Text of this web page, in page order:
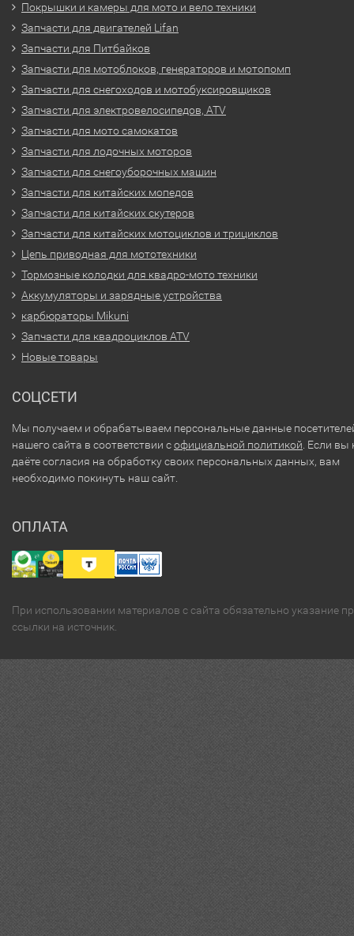
Покрышки и камеры для мото и вело техники
Запчасти для двигателей Lifan
Запчасти для Питбайков
Запчасти для мотоблоков, генераторов и мотопомп
Запчасти для снегоходов и мотобуксировщиков
Запчасти для электровелосипедов, ATV
Запчасти для мото самокатов
Запчасти для лодочных моторов
Запчасти для снегоуборочных машин
Запчасти для китайских мопедов
Запчасти для китайских скутеров
Запчасти для китайских мотоциклов и трициклов
Цепь приводная для мототехники
Тормозные колодки для квадро-мото техники
Аккумуляторы и зарядные устройства
карбюраторы Mikuni
Запчасти для квадроциклов ATV
Новые товары
СОЦСЕТИ
Мы получаем и обрабатываем персональные данные
нашего сайта в соответствии софициальной политикой . Если вы
даёте согласия на обработку своих персональных данных, вам
необходимо покинуть наш сайт.
ОПЛАТА
При использовании материалов с сайта обязательно указание
ссылки на источник.